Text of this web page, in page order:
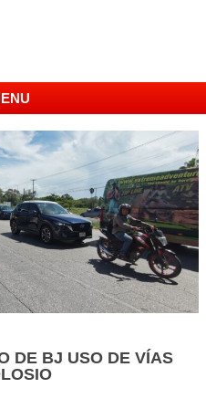
DE BJ USO DE VÍAS